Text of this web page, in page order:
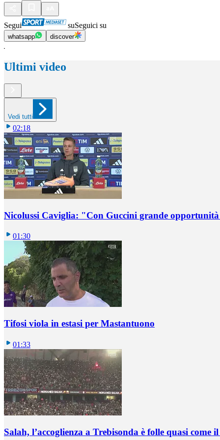
Segui suSeguici su
whatsapp discover
Ultimi video
Vedi tutti
02:18
Nicolussi Caviglia: "Con Guccini grande
01:30
Tifosi viola in estasi per Mastantuono
01:33
Salah, l’accoglienza a Trebisonda è folle quasi come